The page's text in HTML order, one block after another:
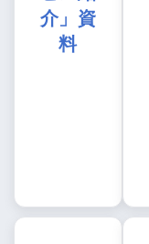
介」資
料